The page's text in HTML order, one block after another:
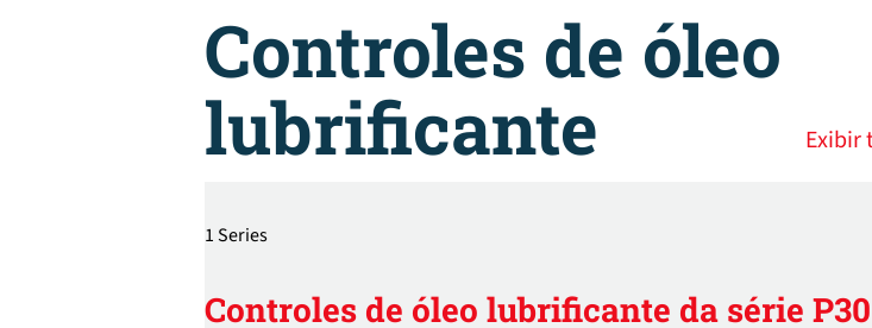
Controles de óleo
lubrificante
Exibir
1 Series
Controles de óleo lubrificante da série P30